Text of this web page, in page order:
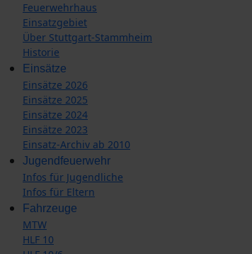
Feuerwehrhaus
Einsatzgebiet
Über Stuttgart-Stammheim
Historie
Einsätze
Einsätze 2026
Einsätze 2025
Einsätze 2024
Einsätze 2023
Einsatz-Archiv ab 2010
Jugendfeuerwehr
Infos für Jugendliche
Infos für Eltern
Fahrzeuge
MTW
HLF 10